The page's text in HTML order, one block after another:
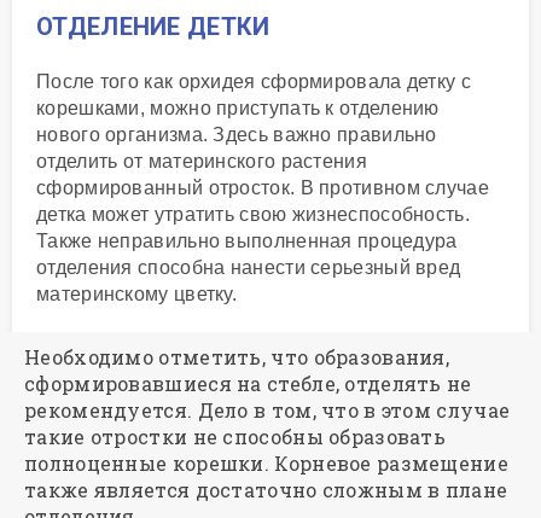
ОТДЕЛЕНИЕ ДЕТКИ
После того как орхидея сформировала детку с
корешками, можно приступать к отделению
нового организма. Здесь важно правильно
отделить от материнского растения
сформированный отросток. В противном случае
детка может утратить свою жизнеспособность.
Также неправильно выполненная процедура
отделения способна нанести серьезный вред
материнскому цветку.
Необходимо отметить, что образования,
сформировавшиеся на стебле, отделять не
рекомендуется. Дело в том, что в этом случае
такие отростки не способны образовать
полноценные корешки. Корневое размещение
также является достаточно сложным в плане